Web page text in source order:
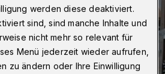
werden diese deaktiviert.
sind, sind manche Inhalte und
nicht mehr so relevant für
Menü jederzeit wieder aufrufen,
zu ändern oder Ihre Einwilligung